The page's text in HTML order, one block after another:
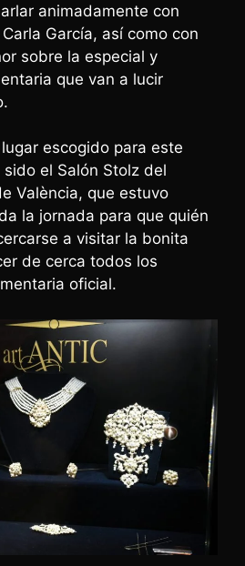
animadamente con
García, así como con
sobre la especial y
que van a lucir
escogido para este
el Salón Stolz del
València, que estuvo
la jornada para que quién
a visitar la bonita
de cerca todos los
oficial.